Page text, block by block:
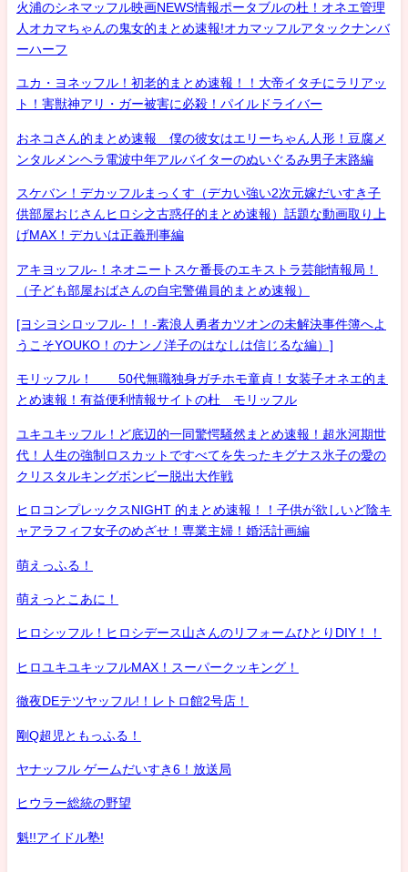
火浦のシネマッフル映画NEWS情報ポータブルの杜！オネエ管理
人オカマちゃんの鬼女的まとめ速報!オカマッフルアタックナンバ
ーハーフ
ユカ・ヨネッフル！初老的まとめ速報！！大帝イタチにラリアッ
ト！害獣神アリ・ガー被害に必殺！パイルドライバー
おネコさん的まとめ速報 僕の彼女はエリーちゃん人形！豆腐メ
ンタルメンヘラ電波中年アルバイターのぬいぐるみ男子末路編
スケバン！デカッフルまっくす（デカい強い2次元嫁だいすき子
供部屋おじさんヒロシ之古惑仔的まとめ速報）話題な動画取り上
げMAX！デカいは正義刑事編
アキヨッフル-！ネオニートスケ番長のエキストラ芸能情報局！
（子ども部屋おばさんの自宅警備員的まとめ速報）
[ヨシヨシロッフル-！！-素浪人勇者カツオンの未解決事件簿へよ
うこそYOUKO！のナンノ洋子のはなしは信じるな編）]
モリッフル！ 50代無職独身ガチホモ童貞！女装子オネエ的ま
とめ速報！有益便利情報サイトの杜 モリッフル
ユキユキッフル！ど底辺的一同驚愕騒然まとめ速報！超氷河期世
代！人生の強制ロスカットですべてを失ったキグナス氷子の愛の
クリスタルキングボンビー脱出大作戦
ヒロコンプレックスNIGHT 的まとめ速報！！子供が欲しいど陰キ
ャアラフィフ女子のめざせ！専業主婦！婚活計画編
萌えっふる！
萌えっとこあに！
ヒロシッフル！ヒロシデース山さんのリフォームひとりDIY！！
ヒロユキユキッフルMAX！スーパークッキング！
徹夜DEテツヤッフル!！レトロ館2号店！
剛Q超児ともっふる！
ヤナッフル ゲームだいすき6！放送局
ヒウラー総統の野望
魁!!アイドル塾!